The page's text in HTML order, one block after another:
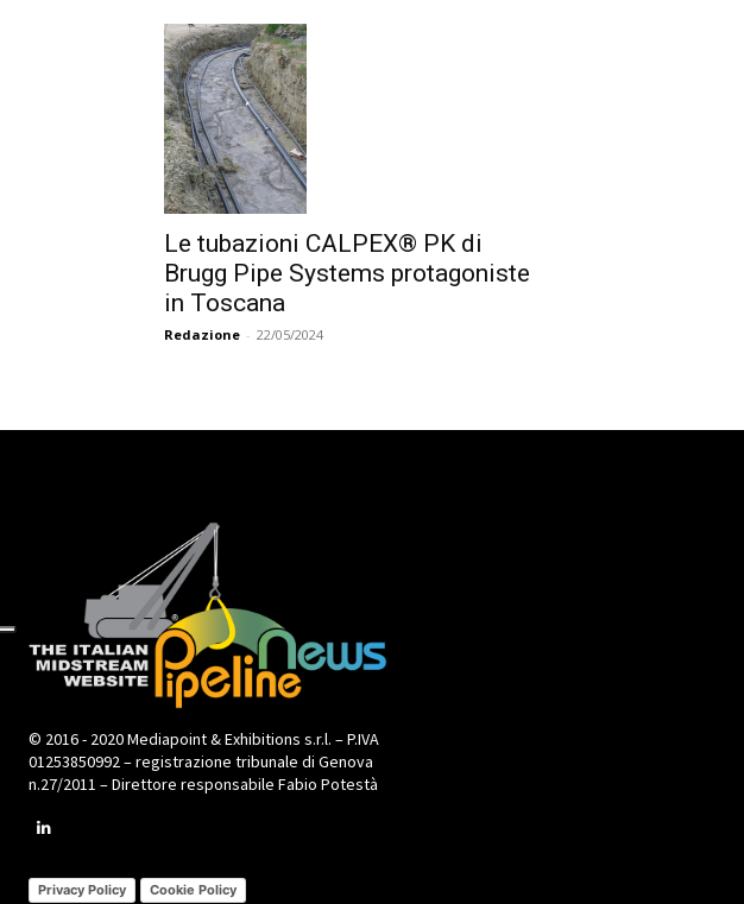
Le tubazioni CALPEX® PK di
Brugg Pipe Systems protagoniste
in Toscana
Redazione - 22/05/2024
© 2016 - 2020 Mediapoint & Exhibitions s.r.l. – P.IVA
01253850992 – registrazione tribunale di Genova
n.27/2011 – Direttore responsabile Fabio Potestà
Privacy Policy Cookie Policy